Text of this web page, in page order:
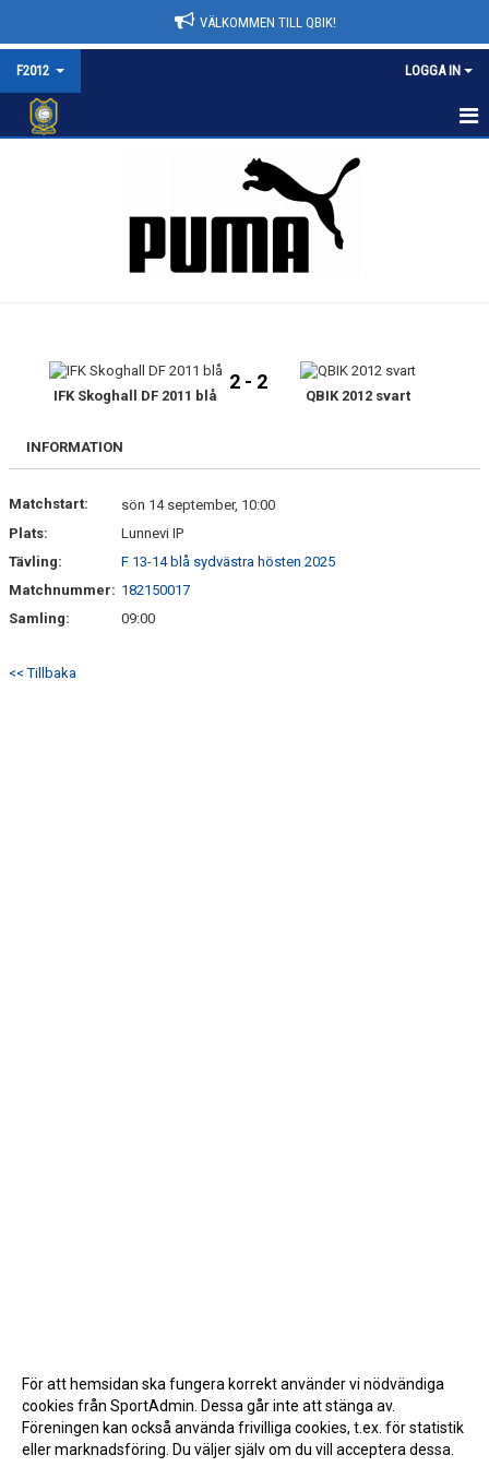
VÄLKOMMEN TILL QBIK!
F2012 LOGGA IN
BILDGALLERI
DOKUMENT
IFK Skoghall DF 2011 blå
2 - 2
QBIK 2012 svart
INFORMATION
Matchstart:
sön 14 september, 10:00
Plats:
Lunnevi IP
Tävling:
F 13-14 blå sydvästra hösten 2025
Matchnummer: 182150017
Samling:
09:00
<< Tillbaka
För att hemsidan ska fungera korrekt använder vi nödvändiga
cookies från SportAdmin. Dessa går inte att stänga av.
Föreningen kan också använda frivilliga cookies, t.ex. för statistik
eller marknadsföring. Du väljer själv om du vill acceptera dessa.